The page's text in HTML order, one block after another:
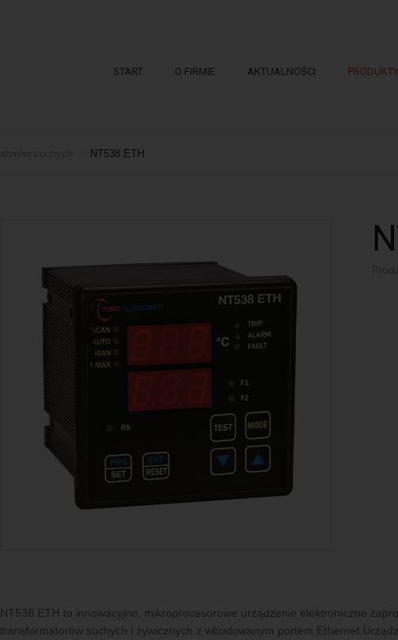
START O FIRMIE AKTUALNOŚCI PRODUKTY
NT538 ETH
NT538 ETH to innowacyjne, mikroprocesorowe urządzenie elektroniczne
transformatorów suchych i żywicznych z wbudowanym portem